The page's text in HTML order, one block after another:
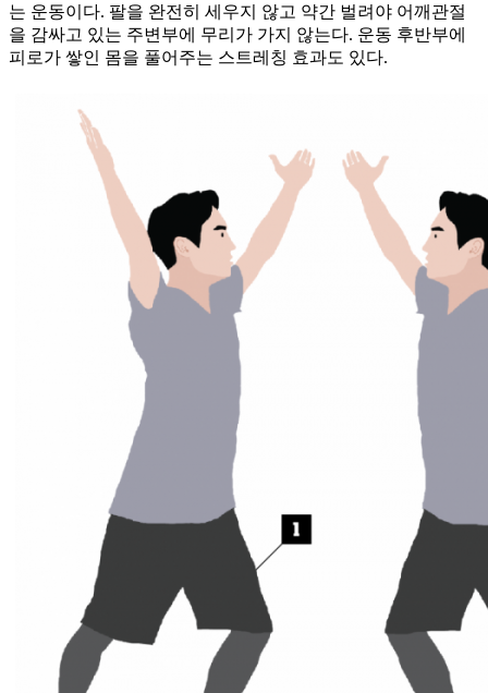
는 운동이다. 팔을 완전히 세우지 않고 약간 벌려야 어깨관절
을 감싸고 있는 주변부에 무리가 가지 않는다. 운동 후반부에
피로가 쌓인 몸을 풀어주는 스트레칭 효과도 있다.